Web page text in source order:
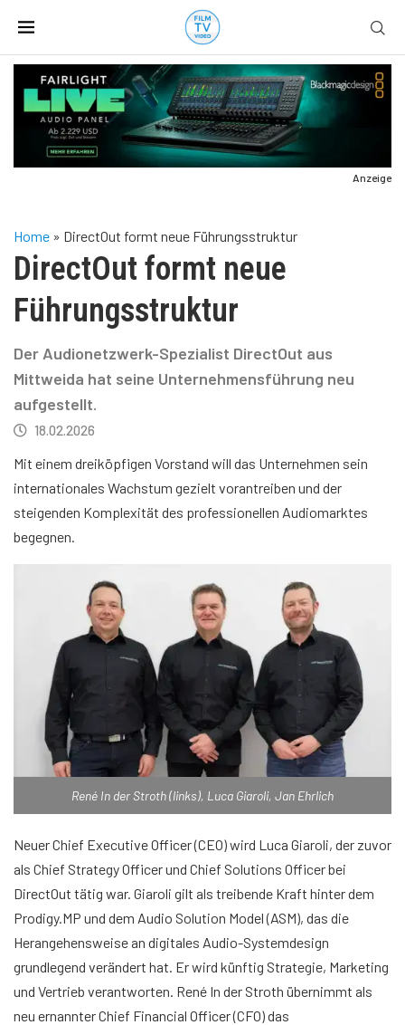
Anzeige
Home » DirectOut formt neue Führungsstruktur
DirectOut formt neue
Führungsstruktur
Der Audionetzwerk-Spezialist DirectOut aus
Mittweida hat seine Unternehmensführung neu
aufgestellt.
18.02.2026
Mit einem dreiköpfigen Vorstand will das Unternehmen sein
internationales Wachstum gezielt vorantreiben und der
steigenden Komplexität des professionellen Audiomarktes
begegnen.
René In der Stroth (links), Luca Giaroli, Jan Ehrlich
Neuer Chief Executive Officer (CEO) wird Luca Giaroli, der zuvor
als Chief Strategy Officer und Chief Solutions Officer bei
DirectOut tätig war. Giaroli gilt als treibende Kraft hinter dem
Prodigy.MP und dem Audio Solution Model (ASM), das die
Herangehensweise an digitales Audio-Systemdesign
grundlegend verändert hat. Er wird künftig Strategie, Marketing
und Vertrieb verantworten. René In der Stroth übernimmt als
neu ernannter Chief Financial Officer (CFO) das